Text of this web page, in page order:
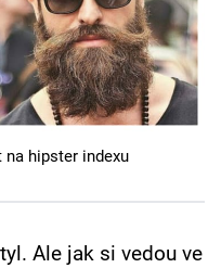
na hipster indexu
Ale jak si vedou ve